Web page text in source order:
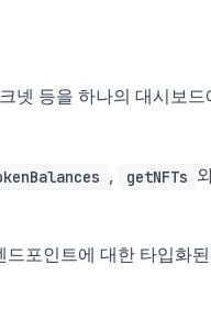
넷 등을 하나의 대시보드
getNFTs
포인트에 대한 타입화된